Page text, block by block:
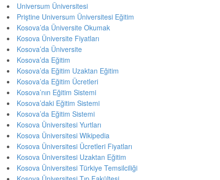
Universum Üniversitesi
Priştine Universum Üniversitesi Eğitim
Kosova’da Üniversite Okumak
Kosova Üniversite Fiyatları
Kosova’da Üniversite
Kosova’da Eğitim
Kosova’da Eğitim Uzaktan Eğitim
Kosova’da Eğitim Ücretleri
Kosova’nın Eğitim Sistemi
Kosova’daki Eğitim Sistemi
Kosova’da Eğitim Sistemi
Kosova Üniversitesi Yurtları
Kosova Üniversitesi Wikipedia
Kosova Üniversitesi Ücretleri Fiyatları
Kosova Üniversitesi Uzaktan Eğitim
Kosova Üniversitesi Türkiye Temsilciliği